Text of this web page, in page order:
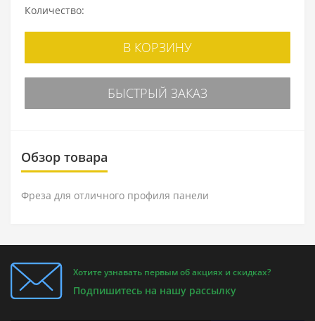
Количество:
В КОРЗИНУ
БЫСТРЫЙ ЗАКАЗ
Обзор товара
Фреза для отличного профиля панели
Хотите узнавать первым об акциях и скидках?
Подпишитесь на нашу рассылку